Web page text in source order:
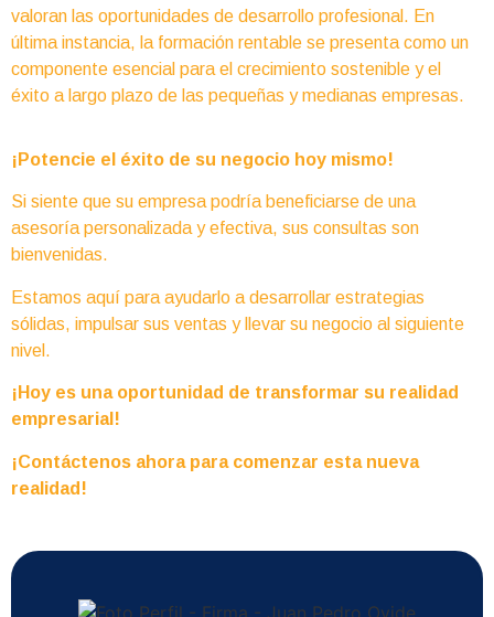
valoran las oportunidades de desarrollo profesional. En
última instancia, la formación rentable se presenta como un
componente esencial para el crecimiento sostenible y el
éxito a largo plazo de las pequeñas y medianas empresas.
¡Potencie el éxito de su negocio hoy mismo!
Si siente que su empresa podría beneficiarse de una
asesoría personalizada y efectiva, sus consultas son
bienvenidas.
Estamos aquí para ayudarlo a desarrollar estrategias
sólidas, impulsar sus ventas y llevar su negocio al siguiente
nivel.
¡Hoy es una oportunidad de transformar su realidad
empresarial!
¡Contáctenos ahora para comenzar esta nueva
realidad!